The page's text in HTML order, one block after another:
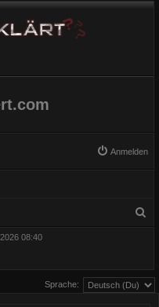
Anmelden
e
08:40
Sprache: